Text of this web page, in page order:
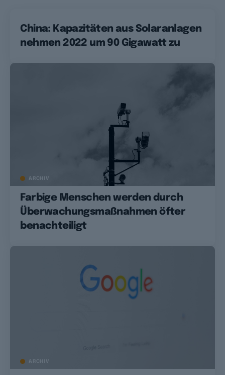
China: Kapazitäten aus Solaranlagen
nehmen 2022 um 90 Gigawatt zu
ARCHIV
Farbige Menschen werden durch
Überwachungsmaßnahmen öfter
benachteiligt
ARCHIV